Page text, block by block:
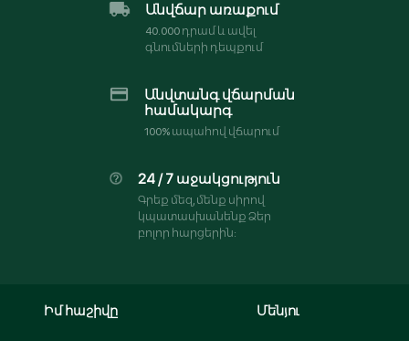
Անվճար առաքում
40․000 դրամ և ավել
գնումների դեպքում
Անվտանգ վճարման
համակարգ
100% ապահով վճարում
24 / 7 աջակցություն
Գրեք մեզ, մենք սիրով
կպատասխանենք Ձեր
բոլոր հարցերին:
Իմ հաշիվը Մենյու